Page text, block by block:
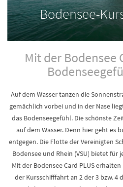
Bodensee-
Mit der Bodensee
Auf dem Wasser tanzen die
gemächlich vorbei und in der Nase
das Bodenseegefühl. Die schönste
auf dem Wasser. Denn hier geht es
entgegen. Die Flotte der Vereinigten
Bodensee und Rhein (VSU) bietet für
Mit der Bodensee Card PLUS
der Kursschifffahrt an 2 der 3 bzw. 4